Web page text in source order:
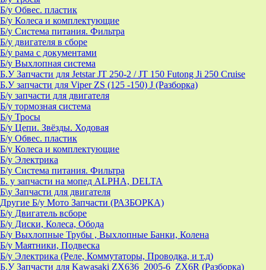
Б/у Обвес. пластик
Б/у Колеса и комплектующие
Б/у Система питания. Фильтра
Б/у двигателя в сборе
Б/у рама с документами
Б/у Выхлопная система
Б.У Запчасти для Jetstar JT 250-2 / JT 150 Futong Ji 250 Cruise
Б.У запчасти для Viper ZS (125 -150) J (Разборка)
Б/у запчасти для двигателя
Б/у тормозная система
Б/у Тросы
Б/у Цепи. Звёзды. Ходовая
Б/у Обвес. пластик
Б/у Колеса и комплектующие
Б/у Электрика
Б/у Система питания. Фильтра
Б. у запчасти на мопед ALPHA, DELTA
Б\у Запчасти для двигателя
Другие Б/у Мото Запчасти (РАЗБОРКА)
Б/у Двигатель всборе
Б/у Диски, Колеса, Обода
Б/у Выхлопные Трубы , Выхлопные Банки, Колена
Б/у Маятники, Подвеска
Б/у Электрика (Реле, Коммутаторы, Проводка, и т.д)
Б.У Запчасти для Kawasaki ZX636_2005-6_ZX6R (Разборка)